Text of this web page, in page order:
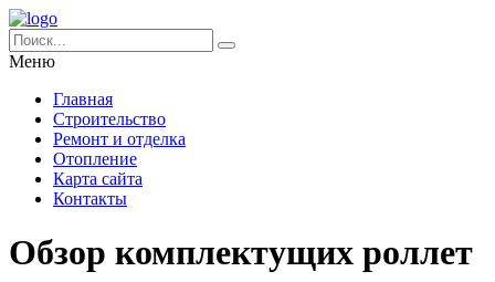
Меню
Главная
Строительство
Ремонт и отделка
Отопление
Карта сайта
Контакты
Обзор комплектущих роллет